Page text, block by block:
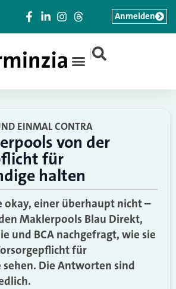
|
Anmelden
EINMAL CONTRA
von der
für
halten
okay, einer überhaupt nicht –
Maklerpools Blau Direkt,
und BCA nachgefragt, wie sie
für
Die Antworten sind